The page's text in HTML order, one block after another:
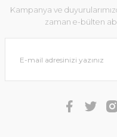
Kampanya ve
zaman e-bülten